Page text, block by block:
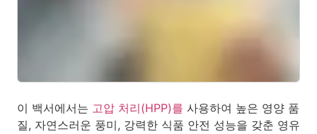
이 백서에서는 고압 처리(HPP)를 사용하여 높은 영양 품
질, 자연스러운 풍미, 강력한 식품 안전 성능을 갖춘 영유